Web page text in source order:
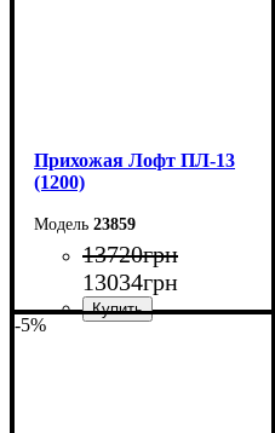
Прихожая Лофт ПЛ-13
(1200)
23859
13720грн
13034грн
-5%